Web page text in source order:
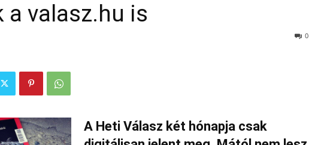
a valasz.hu is
0
A Heti Válasz két hónapja csak